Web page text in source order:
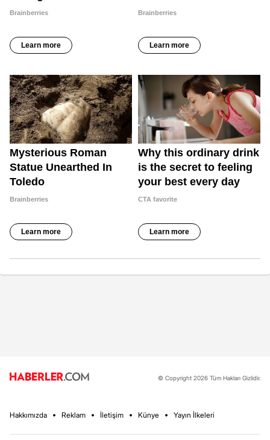
© Copyright 2026 Tüm Hakları Gizlidir.
Hakkımızda Reklam İletişim Künye Yayın İlkeleri